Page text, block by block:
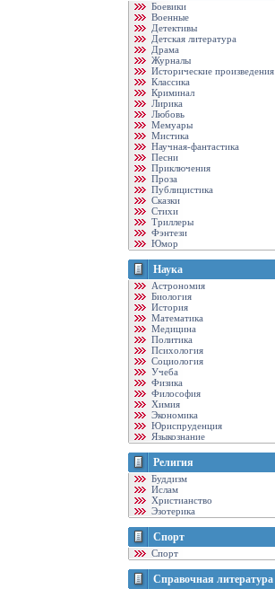
Боевики
Военные
Детективы
Детская литература
Драма
Журналы
Исторические произведения
Классика
Криминал
Лирика
Любовь
Мемуары
Мистика
Научная-фантастика
Песни
Приключения
Проза
Публицистика
Сказки
Стихи
Триллеры
Фэнтези
Юмор
Наука
Астрономия
Биология
История
Математика
Медицина
Политика
Психология
Социология
Учеба
Физика
Философия
Химия
Экономика
Юриспруденция
Языкознание
Религия
Буддизм
Ислам
Христианство
Эзотерика
Спорт
Спорт
Справочная литература